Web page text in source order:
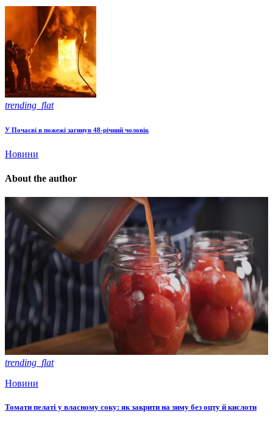
trending_flat
У Почаєві в пожежі загинув 48-річний чоловік
Новини
About the author
trending_flat
Новини
Томати пелаті у власному соку: як закрити на зиму без оцту й кислоти